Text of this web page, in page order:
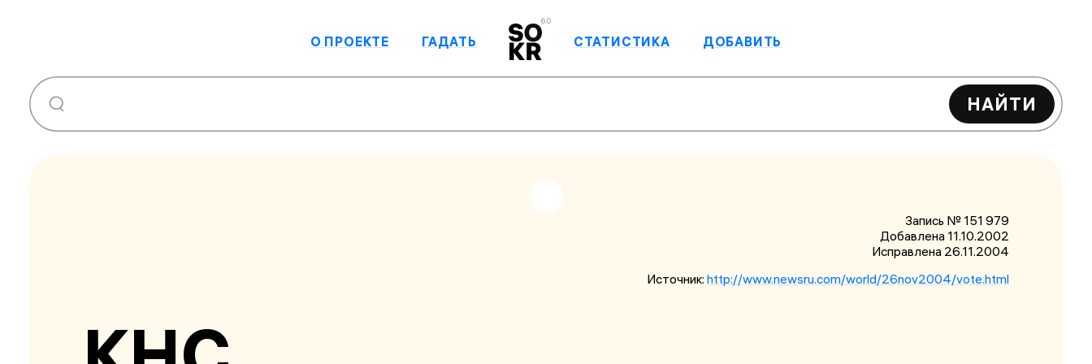
6.0
О ПРОЕКТЕ ГАДАТЬ СТАТИСТИКА ДОБАВИТЬ
НАЙТИ
Запись № 151 979
Добавлена 11.10.2002
Исправлена26.11.2004
Источник: http://www.newsru.com/world/26nov2004/vote.html